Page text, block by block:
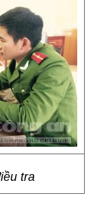
tra